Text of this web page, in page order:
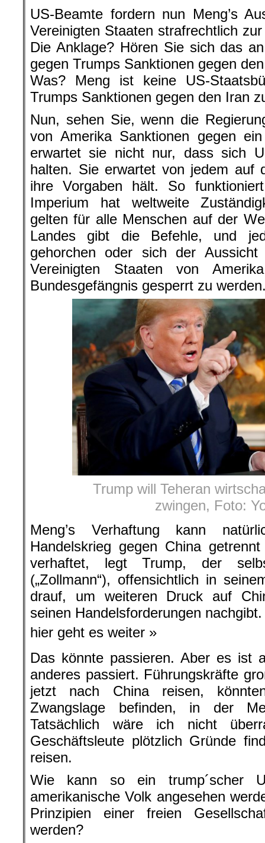
US-Beamte fordern nun Meng’s
Vereinigten Staaten strafrechtlich
Die Anklage? Hören Sie sich das
gegen Trumps Sanktionen gegen
Was? Meng ist keine US-
Trumps Sanktionen gegen den Iran
Nun, sehen Sie, wenn die
von Amerika Sanktionen gegen
erwartet sie nicht nur, dass sich
halten. Sie erwartet von jedem auf
ihre Vorgaben hält. So
Imperium hat weltweite
gelten für alle Menschen auf der
Landes gibt die Befehle, und
gehorchen oder sich der
Vereinigten Staaten von
Bundesgefängnis gesperrt zu
Trump will Teheran
zwingen, Foto:
Meng’s Verhaftung kann
Handelskrieg gegen China
verhaftet, legt Trump, der
(„Zollmann“), offensichtlich in
drauf, um weiteren Druck auf
seinen Handelsforderungen nachgibt.
hier geht es weiter »
Das könnte passieren. Aber es ist
anderes passiert. Führungskräfte
jetzt nach China reisen,
Zwangslage befinden, in der
Tatsächlich wäre ich nicht
Geschäftsleute plötzlich Gründe
reisen.
Wie kann so ein trump´scher
amerikanische Volk angesehen
Prinzipien einer freien
werden?